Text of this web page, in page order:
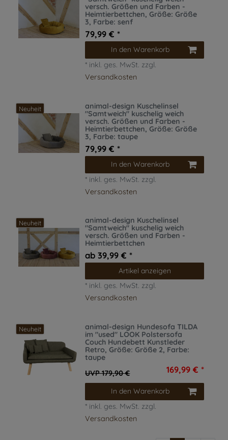
versch. Größen und Farben -
Heimtierbettchen, Größe: Größe
3, Farbe: senf
79,99 € *
In den Warenkorb
* inkl. ges. MwSt. zzgl.
Versandkosten
Neuheit
animal-design Kuschelinsel
"Samtweich" kuschelig weich
versch. Größen und Farben -
Heimtierbettchen, Größe: Größe
3, Farbe: taupe
79,99 € *
In den Warenkorb
* inkl. ges. MwSt. zzgl.
Versandkosten
Neuheit
animal-design Kuschelinsel
"Samtweich" kuschelig weich
versch. Größen und Farben -
Heimtierbettchen
ab 39,99 € *
Artikel anzeigen
* inkl. ges. MwSt. zzgl.
Versandkosten
Neuheit
animal-design Hundesofa TILDA
im "used" LOOK Polstersofa
Couch Hundebett Kunstleder
Retro, Größe: Größe 2, Farbe:
taupe
UVP 179,90 € 169,99 € *
In den Warenkorb
* inkl. ges. MwSt. zzgl.
Versandkosten